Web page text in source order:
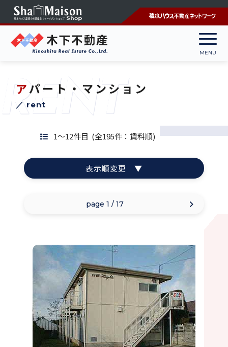
アパート・マンション
／ rent
RENT
1～12件目 (全195件：賃料順)
表示順変更 ▼
更新順
page 1 / 17